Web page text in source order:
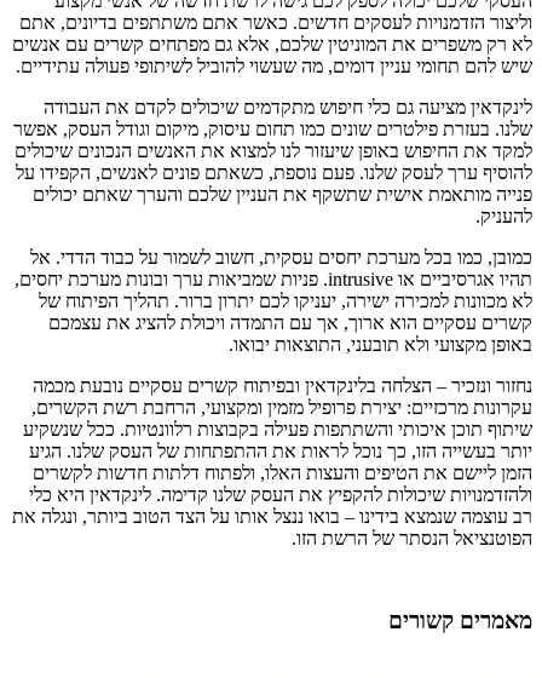
וליצור הזדמנויות לעסקים חדשים. כאשר אתם משתתפים בדיונים, אתם
לא רק משפרים את המוניטין שלכם, אלא גם מפתחים קשרים עם אנשים
שיש להם תחומי עניין דומים, מה שעשוי להוביל לשיתופי פעולה עתידיים.
לינקדאין מציעה גם כלי חיפוש מתקדמים שיכולים לקדם את העבודה
שלנו. בעזרת פילטרים שונים כמו תחום עיסוק, מיקום וגודל העסק, אפשר
למקד את החיפוש באופן שיעזור לנו למצוא את האנשים הנכונים שיכולים
להוסיף ערך לעסק שלנו. פעם נוספת, כשאתם פונים לאנשים, הקפידו על
פנייה מותאמת אישית שתשקף את העניין שלכם והערך שאתם יכולים
להעניק.
כמובן, כמו בכל מערכת יחסים עסקית, חשוב לשמור על כבוד הדדי. אל
תהיו אגרסיביים או intrusive. פניות שמביאות ערך ובונות מערכת יחסים,
לא מכוונות למכירה ישירה, יעניקו לכם יתרון ברור. תהליך הפיתוח של
קשרים עסקיים הוא ארוך, אך עם התמדה ויכולת להציג את עצמכם
באופן מקצועי ולא תובעני, התוצאות יבואו.
נחזור ונזכיר – הצלחה בלינקדאין ובפיתוח קשרים עסקיים נובעת מכמה
עקרונות מרכזיים: יצירת פרופיל מזמין ומקצועי, הרחבת רשת הקשרים,
שיתוף תוכן איכותי והשתתפות פעילה בקבוצות רלוונטיות. ככל שנשקיע
יותר בעשייה הזו, כך נוכל לראות את ההתפתחות של העסק שלנו. הגיע
הזמן ליישם את הטיפים והעצות האלו, ולפתוח דלתות חדשות לקשרים
ולהזדמנויות שיכולות להקפיץ את העסק שלנו קדימה. לינקדאין היא כלי
רב עוצמה שנמצא בידינו – בואו ננצל אותו על הצד הטוב ביותר, ונגלה את
הפוטנציאל הנסתר של הרשת הזו.
מאמרים קשורים